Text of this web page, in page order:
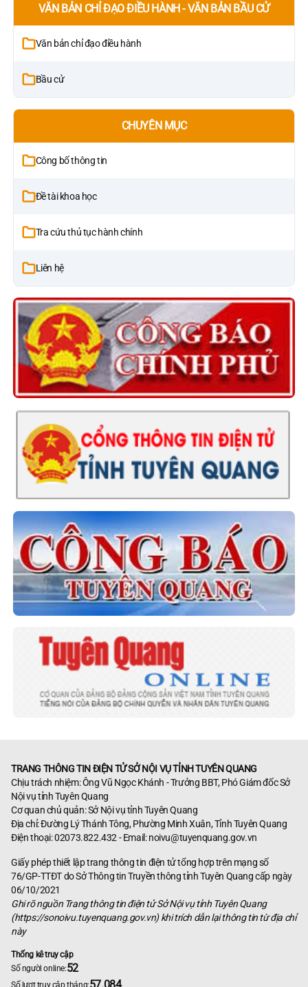
VĂN BẢN CHỈ ĐẠO ĐIỀU HÀNH - VĂN BẢN BẦU CỬ
Văn bản chỉ đạo điều hành
Bầu cử
CHUYÊN MỤC
Công bố thông tin
Đề tài khoa học
Tra cứu thủ tục hành chính
Liên hệ
TRANG THÔNG TIN ĐIỆN TỬ SỞ NỘI VỤ TỈNH TUYÊN QUANG
Chịu trách nhiệm: Ông Vũ Ngọc Khánh - Trưởng BBT, Phó Giám đốc Sở
Nội vụ tỉnh Tuyên Quang
Cơ quan chủ quản: Sở Nội vụ tỉnh Tuyên Quang
Địa chỉ: Đường Lý Thánh Tông, Phường Minh Xuân, Tỉnh Tuyên Quang
Điện thoại: 02073.822.432 - Email:noivu@tuyenquang.gov.vn
Giấy phép thiết lập trang thông tin điện tử tổng hợp trên mạng số
76/GP-TTĐT do Sở Thông tin Truyền thông tỉnh Tuyên Quang cấp ngày
06/10/2021
Ghi rõ nguồn Trang thông tin điện tử Sở Nội vụ tỉnh Tuyên Quang
(https://sonoivu.tuyenquang.gov.vn) khi trích dẫn lại thông tin từ địa chỉ
này
Thống kê truy cập
Số người online:52